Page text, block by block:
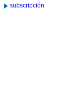
subscripción